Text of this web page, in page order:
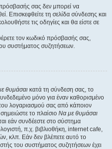
σας δεν μπορεί να
Επισκεφθείτε τη σελίδα σύνδεσης και
τις οδηγίες και θα είστε σε
τον κωδικό πρόσβασής σας,
συστήματος συζητήσεων.
θυμάσαι κατά τη σύνδεση σας, το
μόνο για έναν καθορισμένο
λογαριασμού σας από κάποιον
το πλαίσιο Να με θυμάσαι
εάν συνδέεστε στο σύστημα
π.χ. βιβλιοθήκη, internet cafe,
κλπ. Εάν δεν βλέπετε αυτό το
του συστήματος συζητήσεων έχει